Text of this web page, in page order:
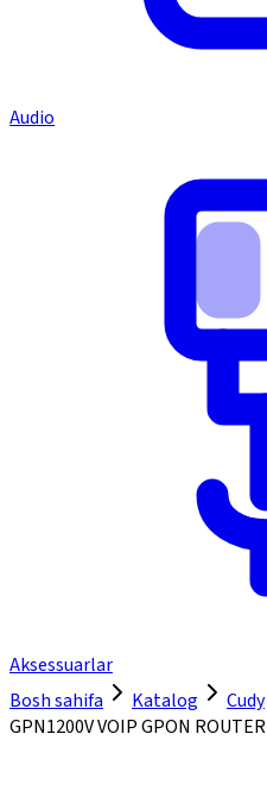
Audio
Aksessuarlar
Bosh sahifa
Katalog Cudy
GPN1200V VOIP GPON ROUTER